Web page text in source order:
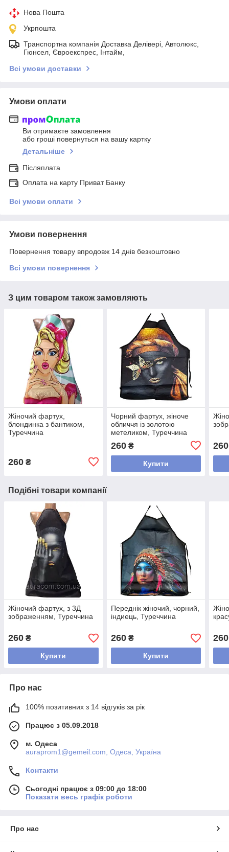
Нова Пошта
Укрпошта
Транспортна компанія Доставка Делівері, Автолюкс,
Гюнсел, Євроекспрес, Інтайм,
Всі умови доставки
Умови оплати
Ви отримаєте замовлення
або гроші повернуться на вашу картку
Детальніше
Післяплата
Оплата на карту Приват Банку
Всі умови оплати
Умови повернення
Повернення товару впродовж 14 днів безкоштовно
Всі умови повернення
З цим товаром також замовляють
Жіночий фартух,
блондинка з бантиком,
Туреччина
260 ₴
Чорний фартух, жіноче
обличчя із золотою
метеликом, Туреччина
260₴
Купити
260
Подібні товари компанії
Жіночий фартух, з 3Д
зображенням, Туреччина
260 ₴
Купити
Переднік жіночий, чорний,
індиець, Туреччина
260₴
Купити
260
Про нас
100% позитивних з 14 відгуків за рік
Працює з 05.09.2018
м. Одеса
auraprom1@gemeil.com, Одеса, Україна
Контакти
Сьогодні працює з 09:00 до 18:00
Показати весь графік роботи
Про нас